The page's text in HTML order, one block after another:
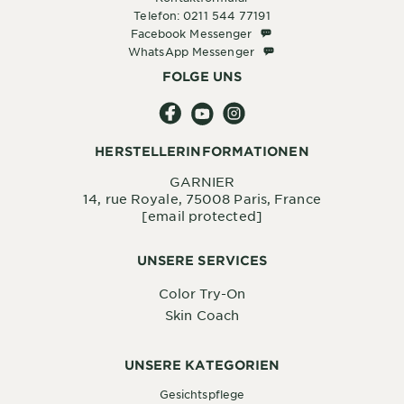
UNSERE SERVICES
Color Try-On
Skin Coach
UNSERE KATEGORIEN
Gesichtspflege
Telefon: 0211 544 77191
Facebook Messenger Facebook Messenger
WhatsApp MessengerWhatsApp Messenger
FOLGE UNS
HERSTELLERINFORMATIONEN
GARNIER
14, rue Royale, 75008 Paris, France
[email protected]